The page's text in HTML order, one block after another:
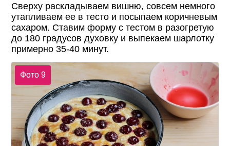
Сверху раскладываем вишню, совсем немного
утапливаем ее в тесто и посыпаем коричневым
сахаром. Ставим форму с тестом в разогретую
до 180 градусов духовку и выпекаем шарлотку
примерно 35-40 минут.
Фото 9